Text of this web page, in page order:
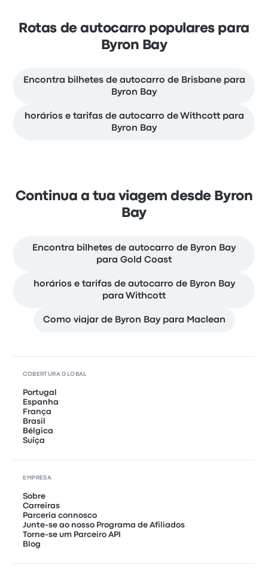
Rotas de autocarro populares para
Byron Bay
Encontra bilhetes de autocarro de Brisbane para
Byron Bay
horários e tarifas de autocarro de Withcott para
Byron Bay
Continua a tua viagem desde Byron
Bay
Encontra bilhetes de autocarro de Byron Bay
para Gold Coast
horários e tarifas de autocarro de Byron Bay
para Withcott
Como viajar de Byron Bay para Maclean
COBERTURA GLOBAL
Portugal
Espanha
França
Brasil
Bélgica
Suiça
EMPRESA
Sobre
Carreiras
Parceria connosco
Junte-se ao nosso Programa de Afiliados
Torne-se um Parceiro API
Blog